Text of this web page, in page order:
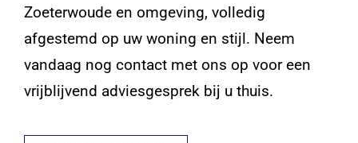
Zoeterwoude en omgeving, volledig
afgestemd op uw woning en stijl. Neem
vandaag nog contact met ons op voor een
vrijblijvend adviesgesprek bij u thuis.